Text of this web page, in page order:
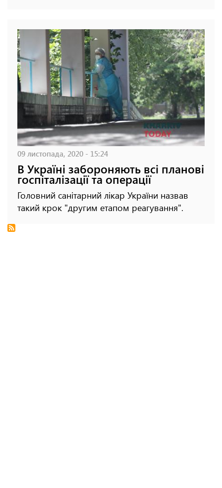
09 листопада, 2020 - 15:24
В Україні забороняють всі планові
госпіталізації та операції
Головний санітарний лікар України назвав
такий крок "другим етапом реагування".